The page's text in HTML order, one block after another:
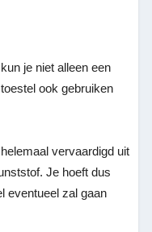
je niet alleen een
ook gebruiken
vervaardigd uit
Je hoeft dus
eventueel zal gaan